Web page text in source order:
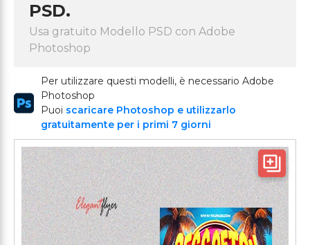
PSD.
Usa gratuito Modello PSD con Adobe
Photoshop
Per utilizzare questi modelli, è necessario Adobe
Photoshop
Puoi scaricare Photoshop e utilizzarlo
gratuitamente per i primi 7 giorni